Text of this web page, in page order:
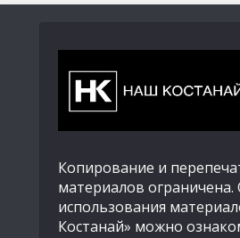
Копирование и
материалов ограничена.
использования
Костанай» можно